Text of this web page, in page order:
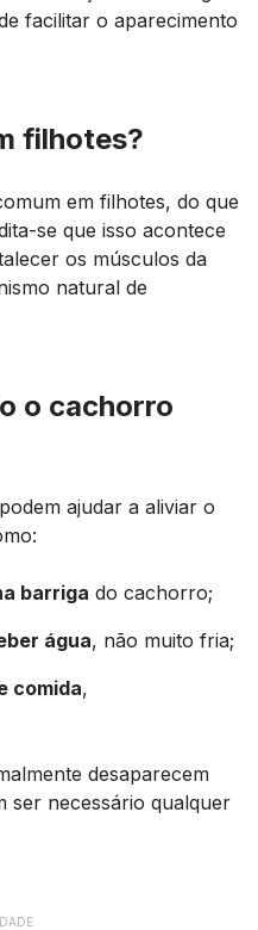
facilitar o aparecimento
filhotes?
em filhotes, do que
se que isso acontece
os músculos da
natural de
o cachorro
ajudar a aliviar o
barriga do cachorro;
água, não muito fria;
comida,
desaparecem
ser necessário qualquer